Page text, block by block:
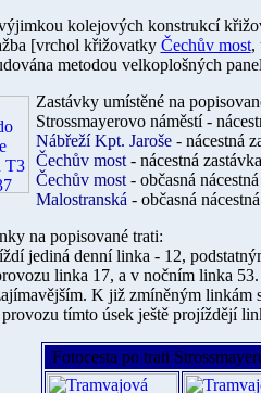
kolejových konstrukcí
[vrchol křižovatky Čechův most,
metodou velkoplošných
Zastávky umístěné na
Strossmayerovo náměstí -
Nábřeží Kpt. Jaroše - nácestná
Čechův most - nácestná
Čechův most - občasná
Malostranská - občasná
na popisované trati:
jediná denní linka - 12,
linka 17, a v nočním linka
K již zmíněným
tímto úsek ještě projíždějí
Fotocesta po trati